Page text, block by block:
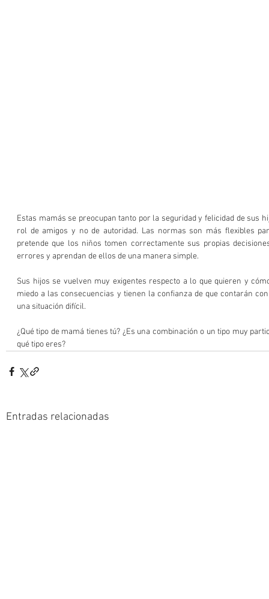
Estas mamás se preocupan tanto por la seguridad y felicidad de sus
rol de amigos y no de autoridad. Las normas son más flexibles
pretende que los niños tomen correctamente sus propias
errores y aprendan de ellos de una manera simple.
Sus hijos se vuelven muy exigentes respecto a lo que quieren y
miedo a las consecuencias y tienen la confianza de que contarán
una situación difícil.
¿Qué tipo de mamá tienes tú? ¿Es una combinación o un tipo muy
qué tipo eres?
Entradas relacionadas